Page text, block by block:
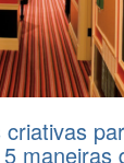
maneiras